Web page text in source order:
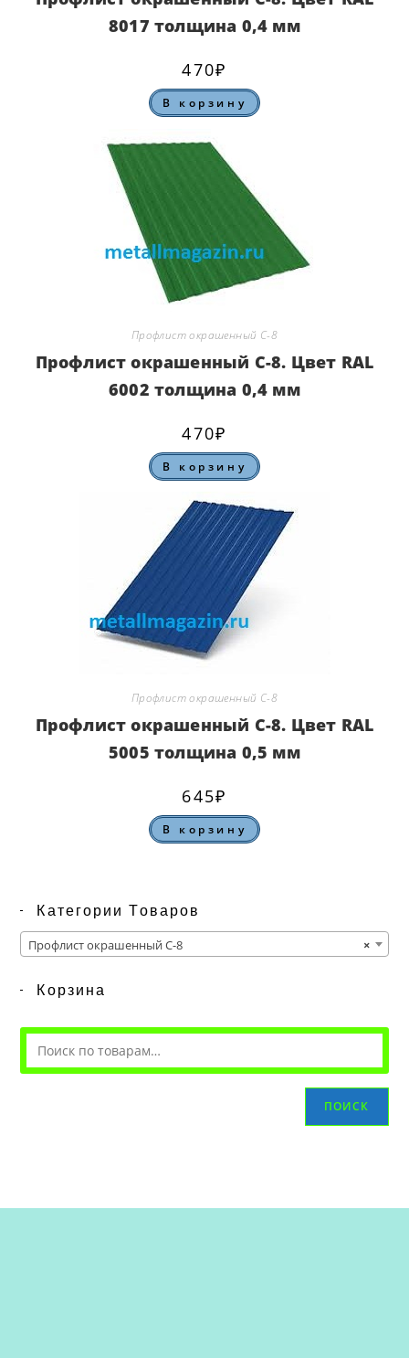
8017 толщина 0,4 мм
470₽
В корзину
Профлист окрашенный С-8
Профлист окрашенный С-8. Цвет RAL
6002 толщина 0,4 мм
470₽
В корзину
Профлист окрашенный С-8
Профлист окрашенный С-8. Цвет RAL
5005 толщина 0,5 мм
645₽
В корзину
Категории Товаров
×
Профлист окрашенный С-8
Корзина
ПОИСК